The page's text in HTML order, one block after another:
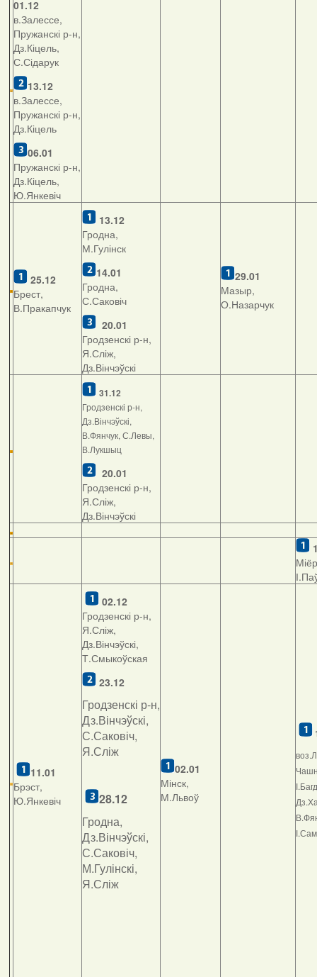
01.12
в.Залессе,
Пружанскі р-н,
Дз.Кіцель,
С.Сідарук
13.12
в.Залессе,
Пружанскі р-н,
Дз.Кіцель
06.01
Пружанскі р-н,
Дз.Кіцель,
Ю.Янкевіч
25.12
Брест,
В.Пракапчук
13.12
Гродна,
М.Гулінск
14.01
Гродна,
С.Саковіч
20.01
Гродзенскі р-н,
Я.Сліж,
Дз.Вінчэўскі
29.01
Мазыр,
О.Назарчук
31.12
Гродзенскі р-н,
Дз.Вінчэўскі,
В.Фянчук, С.Левы,
В.Лукшыц
20.01
Гродзенскі р-н,
Я.Сліж,
Дз.Вінчэўскі
11.01
Брэст,
Ю.Янкевіч
02.12
Гродзенскі р-н,
Я.Сліж,
Дз.Вінчэўскі,
Т.Смыкоўская
23.12
Гродзенскі р-н,
Дз.Вінчэўскі,
С.Саковіч,
Я.Сліж
28.12
Гродна,
Дз.Вінчэўскі,
С.Саковіч,
М.Гулінскі,
Я.Сліж
02.01
Мінск,
М.Львоў